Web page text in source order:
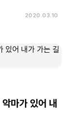
2020.03.10
가 있어 내